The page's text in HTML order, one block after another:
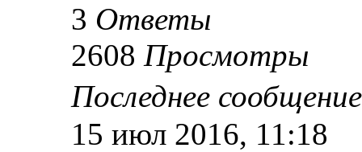
3 Ответы
2608 Просмотры
Последнее
15 июл 2016, 11:18